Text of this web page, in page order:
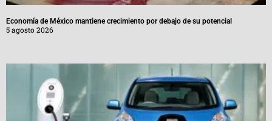
Economía de México mantiene crecimiento por debajo de su potencial
5 agosto 2026